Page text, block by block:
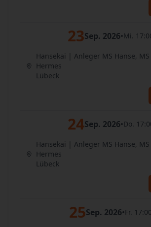
23Sep. 2026•Mi.
Hansekai | Anleger MS Hanse, MS
Hermes
Lübeck
24Sep. 2026•Do.
Hansekai | Anleger MS Hanse, MS
Hermes
Lübeck
25Sep. 2026•Fr. 17:00